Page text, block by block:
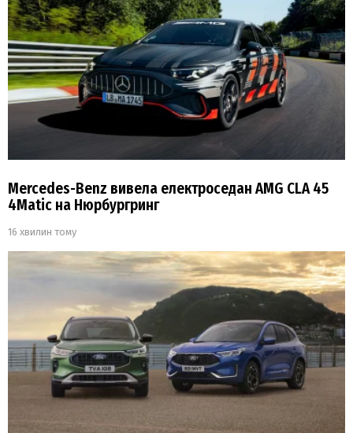
Mercedes-Benz вивела електроседан AMG CLA 45
4Matic на Нюрбургринг
16 хвилин тому